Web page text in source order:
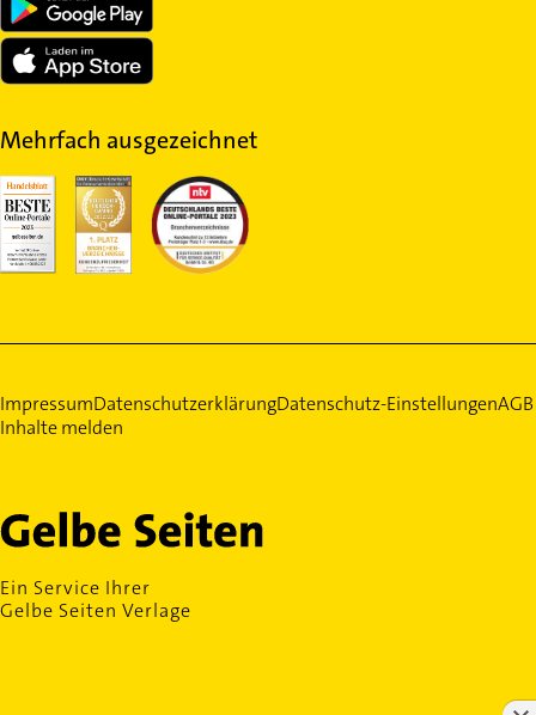
Mehrfach ausgezeichnet
ImpressumDatenschutzerklärungDatenschutz-EinstellungenAGB
Inhalte melden
Ein Service Ihrer
Gelbe Seiten Verlage